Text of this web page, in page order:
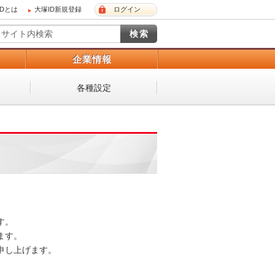
とは 大塚ID新規登録 ログイン
企業情報
各種設定
。
上げます。